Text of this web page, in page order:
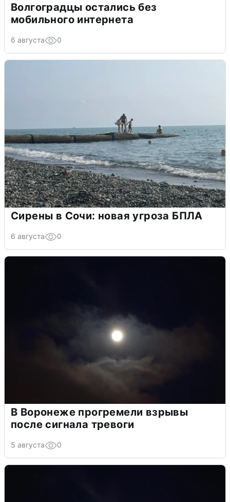
Волгоградцы остались без
мобильного интернета
6 августа 0
Сирены в Сочи: новая угроза БПЛА
6 августа 0
В Воронеже прогремели взрывы
после сигнала тревоги
5 августа 0